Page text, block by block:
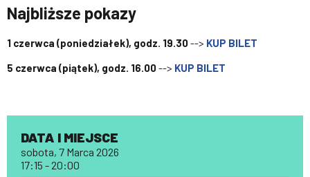
Najbliższe pokazy
1 czerwca (poniedziałek), godz. 19.30--> KUP BILET
5 czerwca (piątek), godz. 16.00--> KUP BILET
DATA I MIEJSCE
sobota, 7 Marca 2026
17:15 - 20:00